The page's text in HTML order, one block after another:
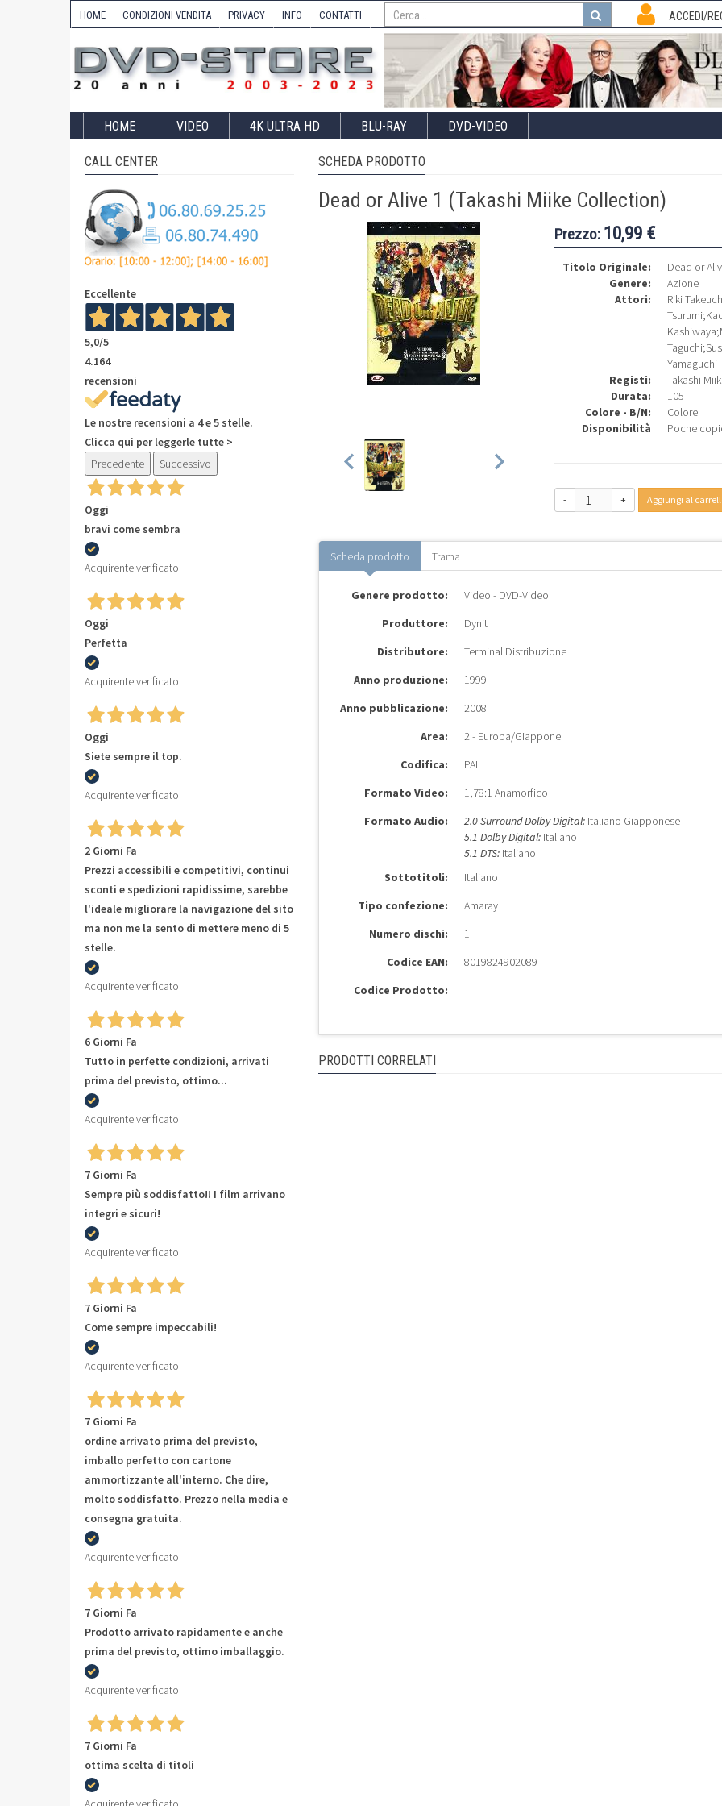
HOME CONDIZIONI VENDITA PRIVACY INFO CONTATTI ACCEDI/
HOME VIDEO 4K ULTRA HD BLU-RAY DVD-VIDEO
SCHEDA PRODOTTO
Dead or Alive 1 (Takashi Miike Collection)
Prezzo: 10,99 €
Titolo Originale:
Dead or
Genere:
Azione
Attori:
Riki
Tsurumi;
Kashiwaya;
Taguchi;
Yamaguchi
Registi:
Takashi
Durata:
105
Colore - B/N:
Colore
Disponibilità
Poche
- + Aggiungi al
Scheda prodotto Trama
Genere prodotto:
Video - DVD-Video
Produttore:
Dynit
Distributore:
Terminal Distribuzione
Anno produzione:
1999
Anno pubblicazione:
2008
Area:
2 - Europa/Giappone
Codifica:
PAL
Formato Video:
1,78:1 Anamorfico
Formato Audio:
2.0 Surround Dolby Digital:Italiano Giapponese
5.1 Dolby Digital:Italiano
5.1 DTS:Italiano
Sottotitoli:
Italiano
Tipo confezione:
Amaray
Numero dischi:
1
Codice EAN:
8019824902089
Codice Prodotto:
PRODOTTI CORRELATI
CALL CENTER
Eccellente
5,0/5
4.164
recensioni
Le nostre recensioni a 4 e 5 stelle.
Clicca qui per leggerle tutte >
Precedente
Successivo
Oggi
bravi come sembra
Acquirente verificato
Oggi
Perfetta
Acquirente verificato
Oggi
Siete sempre il top.
Acquirente verificato
2 Giorni Fa
Prezzi accessibili e competitivi, continui
sconti e spedizioni rapidissime, sarebbe
l'ideale migliorare la navigazione del sito
ma non me la sento di mettere meno di 5
stelle.
Acquirente verificato
6 Giorni Fa
Tutto in perfette condizioni, arrivati
prima del previsto, ottimo...
Acquirente verificato
7 Giorni Fa
Sempre più soddisfatto!! I film arrivano
integri e sicuri!
Acquirente verificato
7 Giorni Fa
Come sempre impeccabili!
Acquirente verificato
7 Giorni Fa
ordine arrivato prima del previsto,
imballo perfetto con cartone
ammortizzante all'interno. Che dire,
molto soddisfatto. Prezzo nella media e
consegna gratuita.
Acquirente verificato
7 Giorni Fa
Prodotto arrivato rapidamente e anche
prima del previsto, ottimo imballaggio.
Acquirente verificato
7 Giorni Fa
ottima scelta di titoli